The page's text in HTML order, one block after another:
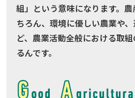
組」という意味になります。
ちろん、環境に優しい農業や
ど、農業活動全般における取
るんです。